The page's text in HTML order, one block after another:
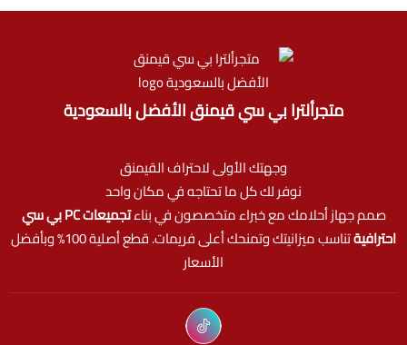
متجرألترا بي سي قيمنق الأفضل بالسعودية
وجهتك الأولى لاحتراف القيمنق
نوفر لك كل ما تحتاجه في مكان واحد
صمم جهاز أحلامك مع خبراء متخصصون في بناء
تجميعات PC بي سي
احترافية
تناسب ميزانيتك وتمنحك أعلى فريمات. قطع أصلية 100% وبأفضل
الأسعار